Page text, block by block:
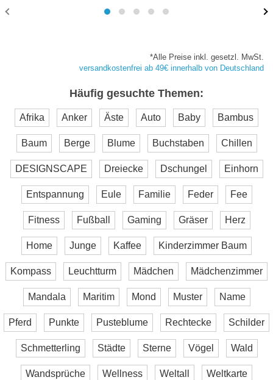
*Alle Preise inkl. gesetzl. MwSt.
versandkostenfrei ab 49€ innerhalb von Deutschland
Häufig gesuchte Themen:
Afrika Anker Äste Auto Baby Bambus
Baum Berge Blume Buchstaben Chillen
DESIGNSCAPE Dreiecke Dschungel Einhorn
Entspannung Eule Familie Feder Fee
Fitness Fußball Gaming Gräser Herz
Home Junge Kaffee Kinderzimmer Baum
Kompass Leuchtturm Mädchen Mädchenzimmer
Mandala Maritim Mond Muster Name
Pferd Punkte Pusteblume Rechtecke Schilder
Schmetterling Städte Sterne Vögel Wald
Wandsprüche Wellness Weltall Weltkarte